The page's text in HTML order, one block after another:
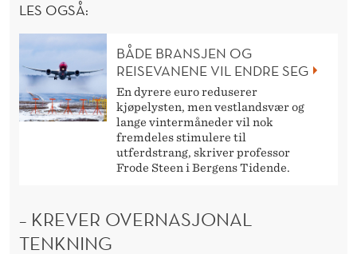
LES OGSÅ:
BÅDE BRANSJEN OG
REISEVANENE VIL ENDRE SEG
En dyrere euro reduserer
kjøpelysten, men vestlandsvær og
lange vintermåneder vil nok
fremdeles stimulere til
utferdstrang, skriver professor
Frode Steen i Bergens Tidende.
– KREVER OVERNASJONAL
TENKNING